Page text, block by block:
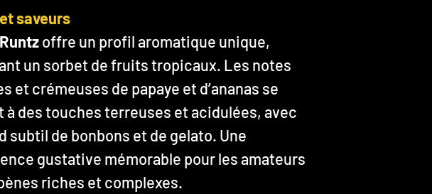
saveurs
offre un profil aromatique unique,
un sorbet de fruits tropicaux. Les notes
et crémeuses de papaye et d’ananas se
à des touches terreuses et acidulées, avec
subtil de bonbons et de gelato. Une
gustative mémorable pour les amateurs
riches et complexes.